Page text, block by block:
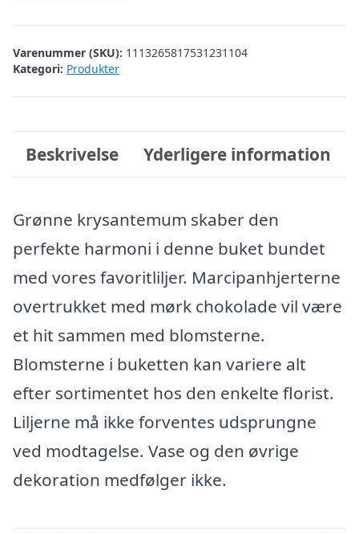
Varenummer (SKU): 1113265817531231104
Kategori: Produkter
Beskrivelse Yderligere information
Grønne krysantemum skaber den
perfekte harmoni i denne buket bundet
med vores favoritliljer. Marcipanhjerterne
overtrukket med mørk chokolade vil være
et hit sammen med blomsterne.
Blomsterne i buketten kan variere alt
efter sortimentet hos den enkelte florist.
Liljerne må ikke forventes udsprungne
ved modtagelse. Vase og den øvrige
dekoration medfølger ikke.